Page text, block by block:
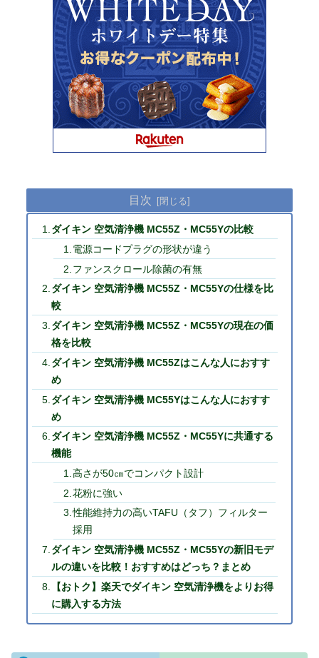
目次
ダイキン 空気清浄機 MC55Z・MC55Yの比較
電源コードプラグの形状が違う
ファンスクロール除菌の有無
ダイキン 空気清浄機 MC55Z・MC55Yの仕様を比
較
ダイキン 空気清浄機 MC55Z・MC55Yの現在の価
格を比較
ダイキン 空気清浄機 MC55Zはこんな人におすす
め
ダイキン 空気清浄機 MC55Yはこんな人におすす
め
ダイキン 空気清浄機 MC55Z・MC55Yに共通する
機能
高さが50㎝でコンパクト設計
花粉に強い
性能維持力の高いTAFU（タフ）フィルター
採用
ダイキン 空気清浄機 MC55Z・MC55Yの新旧モデ
ルの違いを比較！おすすめはどっち？まとめ
【おトク】楽天でダイキン 空気清浄機をよりお得
に購入する方法